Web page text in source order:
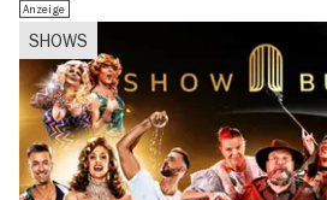
SHOWS
Anzeige